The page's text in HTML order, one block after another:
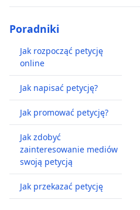
Poradniki
Jak rozpocząć petycję
online
Jak napisać petycję?
Jak promować petycję?
Jak zdobyć
zainteresowanie mediów
swoją petycją
Jak przekazać petycję